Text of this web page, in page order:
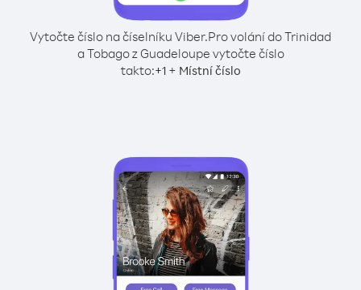
Vytočte číslo na číselníku Viber.Pro volání do Trinidad
a Tobago z Guadeloupe vytočte číslo
takto:+1+ Místní číslo